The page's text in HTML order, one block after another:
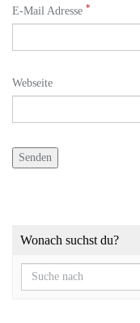
E-Mail Adresse *
Webseite
Wonach suchst du?